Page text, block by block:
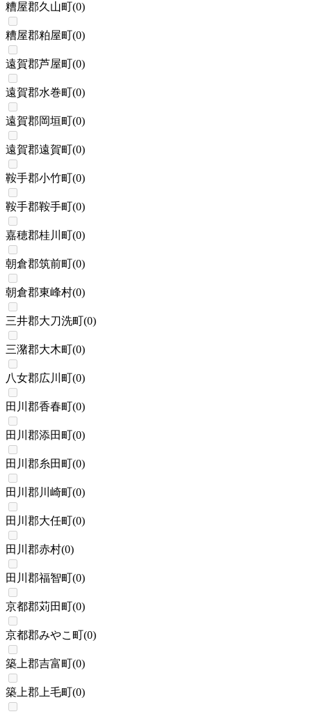
糟屋郡久山町(0)
糟屋郡粕屋町(0)
遠賀郡芦屋町(0)
遠賀郡水巻町(0)
遠賀郡岡垣町(0)
遠賀郡遠賀町(0)
鞍手郡小竹町(0)
鞍手郡鞍手町(0)
嘉穂郡桂川町(0)
朝倉郡筑前町(0)
朝倉郡東峰村(0)
三井郡大刀洗町(0)
三潴郡大木町(0)
八女郡広川町(0)
田川郡香春町(0)
田川郡添田町(0)
田川郡糸田町(0)
田川郡川崎町(0)
田川郡大任町(0)
田川郡赤村(0)
田川郡福智町(0)
京都郡苅田町(0)
京都郡みやこ町(0)
築上郡吉富町(0)
築上郡上毛町(0)